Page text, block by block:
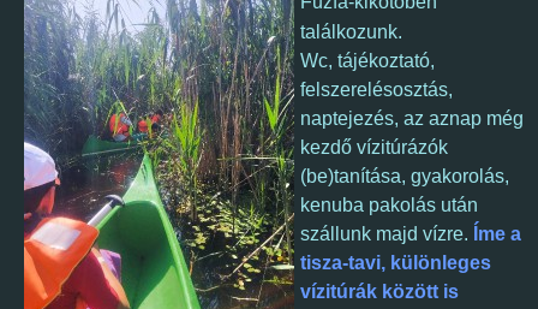
találkozunk.
Wc, tájékoztató,
felszerelésosztás,
naptejezés, az aznap még
kezdő vízitúrázók
(be)tanítása, gyakorolás,
kenuba pakolás után
szállunk majd vízre. Íme a
tisza-tavi, különleges
vízitúrák között is